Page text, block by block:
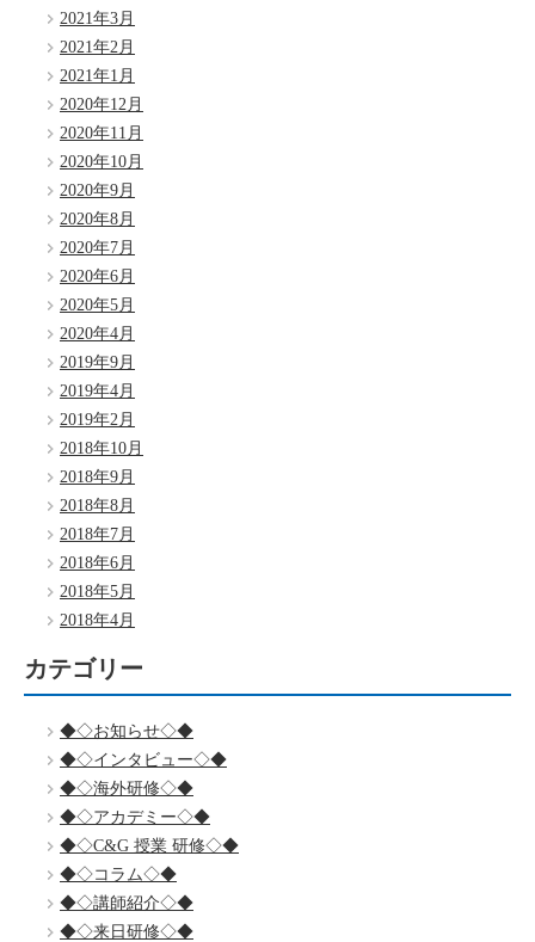
2021年3月
2021年2月
2021年1月
2020年12月
2020年11月
2020年10月
2020年9月
2020年8月
2020年7月
2020年6月
2020年5月
2020年4月
2019年9月
2019年4月
2019年2月
2018年10月
2018年9月
2018年8月
2018年7月
2018年6月
2018年5月
2018年4月
カテゴリー
◆◇お知らせ◇◆
◆◇インタビュー◇◆
◆◇海外研修◇◆
◆◇アカデミー◇◆
◆◇C&G 授業 研修◇◆
◆◇コラム◇◆
◆◇講師紹介◇◆
◆◇来日研修◇◆